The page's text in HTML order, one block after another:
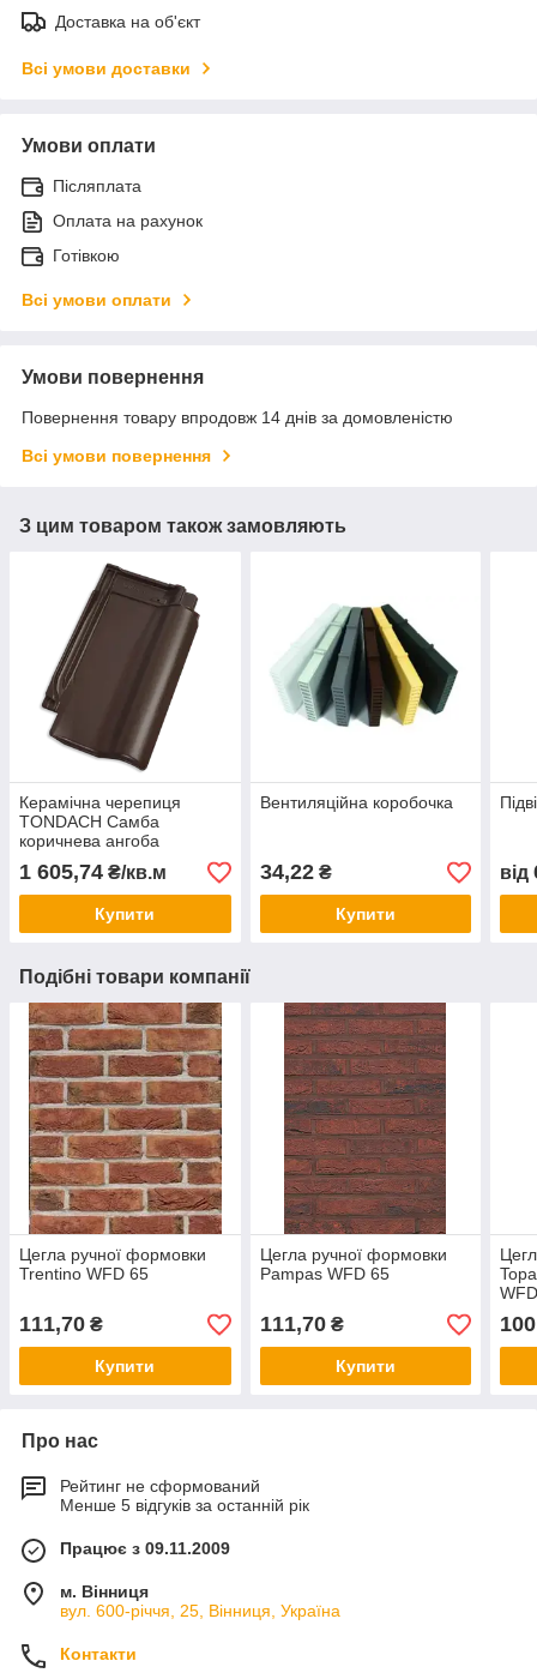
Доставка на об'єкт
Всі умови доставки
Умови оплати
Післяплата
Оплата на рахунок
Готівкою
Всі умови оплати
Умови повернення
Повернення товару впродовж 14 днів за домовленістю
Всі умови повернення
З цим товаром також замовляють
Керамічна черепиця
TONDACH Самба
коричнева ангоба
1 605,74 ₴/кв.м
Купити
Вентиляційна коробочка
34,22₴
Купити
від
Подібні товари компанії
Цегла ручної формовки
Trentino WFD 65
111,70 ₴
Купити
Цегла ручної формовки
Pampas WFD 65
111,70₴
Купити
Про нас
Рейтинг не сформований
Менше 5 відгуків за останній рік
Працює з 09.11.2009
м. Вінниця
вул. 600-річчя, 25, Вінниця, Україна
Контакти